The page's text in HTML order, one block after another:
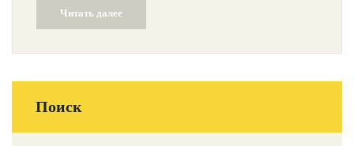
Читать далее
Поиск